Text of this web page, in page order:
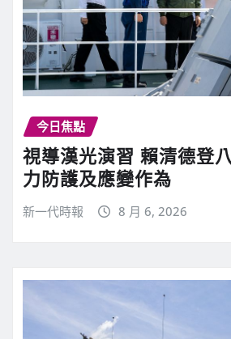
今日焦點
視導漢光演習 賴清德登
力防護及應變作為
新一代時報 8 月 6, 2026